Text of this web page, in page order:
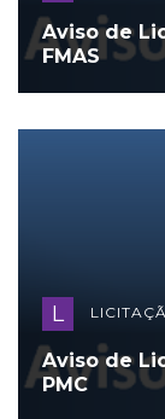
Aviso de
FMAS
L
Aviso de
PMC